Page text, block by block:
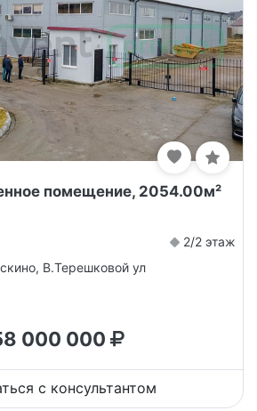
помещение, 2054.00м²
2/2 этаж
В.Терешковой ул
000 000
с консультантом